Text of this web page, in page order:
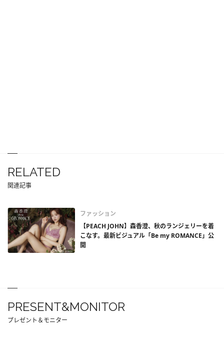
RELATED
関連記事
ファッション
【PEACH JOHN】森香澄、秋のランジェリーを着
こなす。最新ビジュアル「Be my ROMANCE」公
開
PRESENT&MONITOR
プレゼント＆モニター